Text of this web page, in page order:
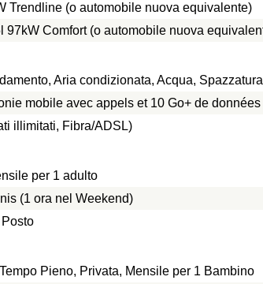
Trendline (o automobile nuova equivalente)
97kW Comfort (o automobile nuova
Aria condizionata, Acqua,
mobile avec appels et 10 Go+ de données
illimitati, Fibra/ADSL)
per 1 adulto
(1 ora nel Weekend)
Pieno, Privata, Mensile per 1 Bambino